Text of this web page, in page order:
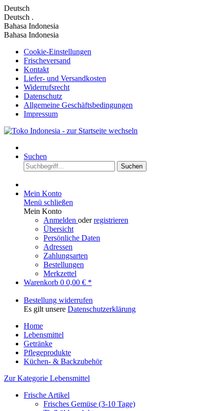
Deutsch
Deutsch .
Bahasa Indonesia
Bahasa Indonesia
Cookie-Einstellungen
Frischeversand
Kontakt
Liefer- und Versandkosten
Widerrufsrecht
Datenschutz
Allgemeine Geschäftsbedingungen
Impressum
Suchen
Suchen
Mein Konto
Menü schließen
Mein Konto
Anmelden oderregistrieren
Übersicht
Persönliche Daten
Adressen
Zahlungsarten
Bestellungen
Merkzettel
Warenkorb 0 0,00 € *
Bestellung widerrufen
Es gilt unsere Datenschutzerklärung
Home
Lebensmittel
Getränke
Pflegeprodukte
Küchen- & Backzubehör
Zur Kategorie Lebensmittel
Frische Artikel
Frisches Gemüse (3-10 Tage)